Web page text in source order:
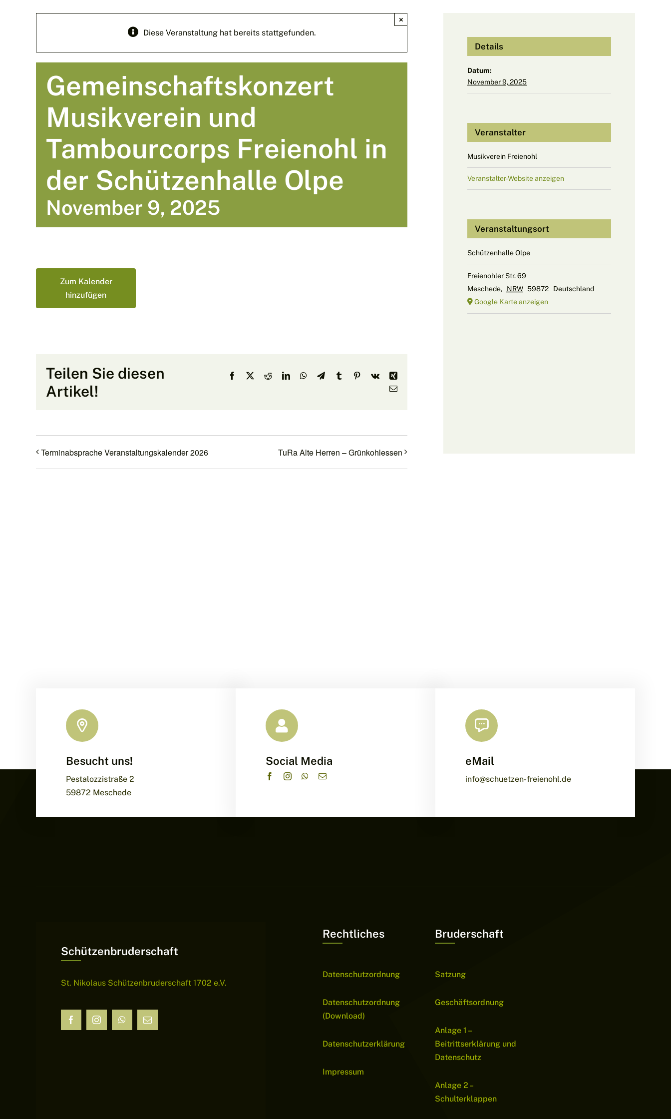
Diese Veranstaltung hat bereits stattgefunden.
×
Gemeinschaftskonzert
Musikverein und
Tambourcorps Freienohl in
der Schützenhalle Olpe
November 9, 2025
Zum Kalender
hinzufügen
Teilen Sie diesen
Artikel!
Facebook RedditLinkedInWhatsApp
TelegramTumblr Pinterest
Vk
Xing
E-
Terminabsprache Veranstaltungskalender 2026 TuRa Alte Herren – Grünkohlessen
Details
Datum:
November 9, 2025
Veranstalter
Musikverein Freienohl
Veranstalter-Website anzeigen
Veranstaltungsort
Schützenhalle Olpe
Freienohler Str. 69
Meschede, NRW 59872
Deutschland
Google Karte anzeigen
Besucht uns!
Pestalozzistraße 2
59872 Meschede
Social Media eMail
info@schuetzen-freienohl.de
Schützenbruderschaft
St. Nikolaus Schützenbruderschaft 1702 e.V.
Rechtliches
Datenschutzordnung
Datenschutzordnung
(Download)
Datenschutzerklärung
Impressum
Bruderschaft
Satzung
Geschäftsordnung
Anlage 1 –
Beitrittserklärung und
Datenschutz
Anlage 2 –
Schulterklappen